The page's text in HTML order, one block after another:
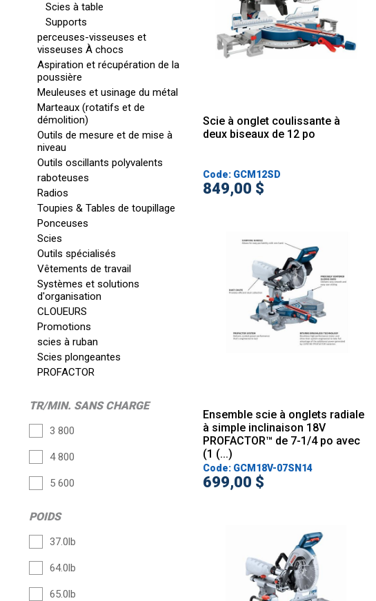
Scies à table
Supports
perceuses-visseuses et
visseuses À chocs
Aspiration et récupération de la
poussière
Meuleuses et usinage du métal
Marteaux (rotatifs et de
démolition)
Outils de mesure et de mise à
niveau
Outils oscillants polyvalents
raboteuses
Radios
Toupies & Tables de toupillage
Ponceuses
Scies
Outils spécialisés
Vêtements de travail
Systèmes et solutions
d'organisation
CLOUEURS
Promotions
scies à ruban
Scies plongeantes
PROFACTOR
TR/MIN. SANS CHARGE
3 800
4 800
5 600
POIDS
37.0lb
64.0lb
65.0lb
Scie à onglet coulissante à
deux biseaux de 12 po
Code: GCM12SD
849,00 $
Ensemble scie à onglets radiale
à simple inclinaison 18V
PROFACTOR™ de 7-1/4 po avec
(1 (...)
Code: GCM18V-07SN14
699,00 $